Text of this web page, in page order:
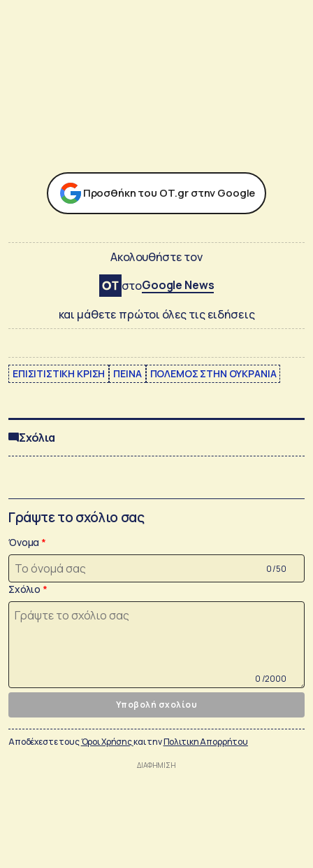
Προσθήκη του ΟΤ.gr στην Google
Ακολουθήστε τον
στοGoogle News
και μάθετε πρώτοι όλες τις ειδήσεις
ΕΠΙΣΙΤΙΣΤΙΚΗ ΚΡΙΣΗ ΠΕΙΝΑ ΠΟΛΕΜΟΣ ΣΤΗΝ ΟΥΚΡΑΝΙΑ
Σχόλια
Γράψτε το σχόλιο σας
Όνομα
0 /50
Σχόλιο
0 /2000
Υποβολή σχολίου
Αποδέχεστε τουςΌροι Χρήσηςκαι τηνΠολιτικη Απορρήτου